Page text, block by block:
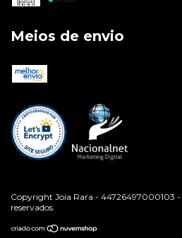
Meios de envio
Copyright Joia Rara - 44726497000103 -
reservados.